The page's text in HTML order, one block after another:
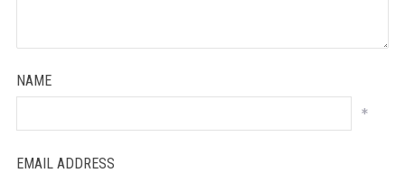
NAME
*
EMAIL ADDRESS